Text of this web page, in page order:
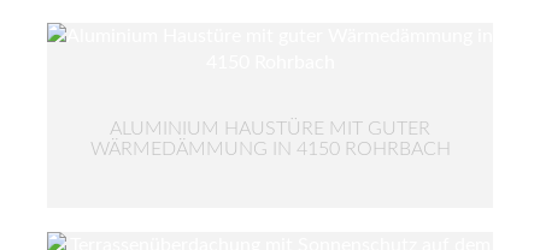
ALUMINIUM HAUSTÜRE MIT GUTER
WÄRMEDÄMMUNG IN 4150 ROHRBACH